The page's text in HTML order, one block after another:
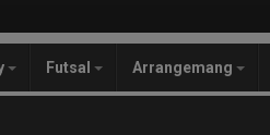
Futsal Arrangemang